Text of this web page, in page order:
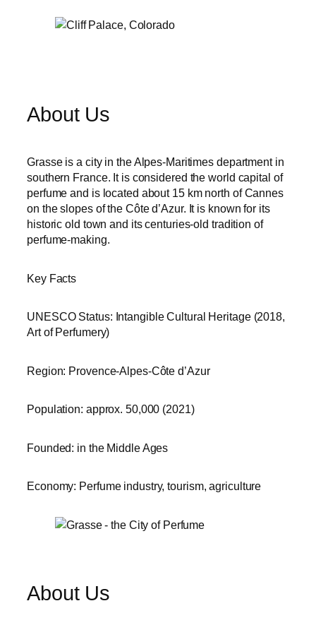
About Us
Grasse is a city in the Alpes-Maritimes department in
southern France. It is considered the world capital of
perfume and is located about 15 km north of Cannes
on the slopes of the Côte d’Azur. It is known for its
historic old town and its centuries-old tradition of
perfume-making.
Key Facts
UNESCO Status: Intangible Cultural Heritage (2018,
Art of Perfumery)
Region: Provence-Alpes-Côte d’Azur
Population: approx. 50,000 (2021)
Founded: in the Middle Ages
Economy: Perfume industry, tourism, agriculture
About Us